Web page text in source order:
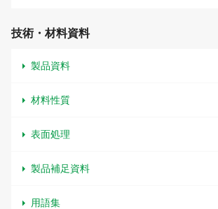
技術・材料資料
製品資料
材料性質
表面処理
製品補足資料
用語集